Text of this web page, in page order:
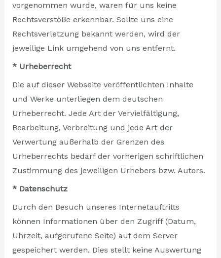
vorgenommen wurde, waren für uns keine
Rechtsverstöße erkennbar. Sollte uns eine
Rechtsverletzung bekannt werden, wird der
jeweilige Link umgehend von uns entfernt.
* Urheberrecht
Die auf dieser Webseite veröffentlichten Inhalte
und Werke unterliegen dem deutschen
Urheberrecht. Jede Art der Vervielfältigung,
Bearbeitung, Verbreitung und jede Art der
Verwertung außerhalb der Grenzen des
Urheberrechts bedarf der vorherigen schriftlichen
Zustimmung des jeweiligen Urhebers bzw. Autors.
* Datenschutz
Durch den Besuch unseres Internetauftritts
können Informationen über den Zugriff (Datum,
Uhrzeit, aufgerufene Seite) auf dem Server
gespeichert werden. Dies stellt keine Auswertung